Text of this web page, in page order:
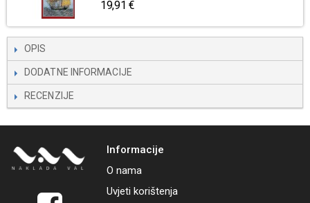
19,91 €
OPIS
DODATNE INFORMACIJE
RECENZIJE
Informacije
O nama
Uvjeti korištenja